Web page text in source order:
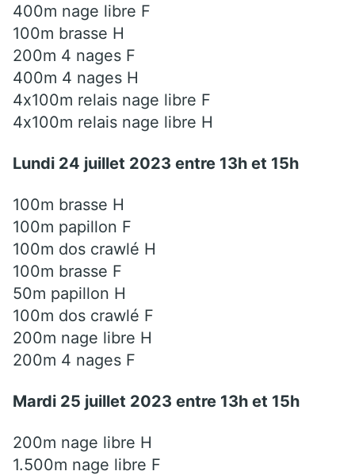
400m nage libre F
100m brasse H
200m 4 nages F
400m 4 nages H
4x100m relais nage libre F
4x100m relais nage libre H
Lundi 24 juillet 2023 entre 13h et 15h
100m brasse H
100m papillon F
100m dos crawlé H
100m brasse F
50m papillon H
100m dos crawlé F
200m nage libre H
200m 4 nages F
Mardi 25 juillet 2023 entre 13h et 15h
200m nage libre H
1.500m nage libre F